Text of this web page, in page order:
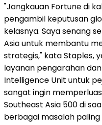
"Jangkauan Fortune di
pengambil keputusan
kelasnya. Saya senang
Asia untuk membantu
strategis," kata Staples,
layanan pengarahan
Intelligence Unit untuk
sangat ingin
Southeast Asia 500 di
berbagai masalah